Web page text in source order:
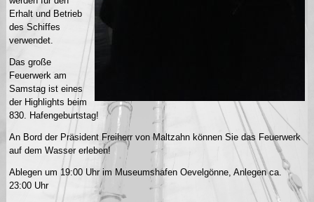
Erhalt und Betrieb
des Schiffes
verwendet.
Das große
Feuerwerk am
Samstag ist eines
der Highlights beim
830. Hafengeburtstag!
An Bord der Präsident Freiherr von Maltzahn können Sie das Feuerwerk
auf dem Wasser erleben!
Ablegen um 19:00 Uhr im Museumshafen Oevelgönne, Anlegen ca.
23:00 Uhr